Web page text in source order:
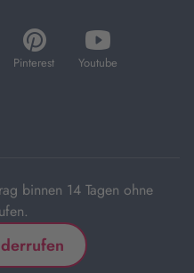
Pinterest
öffnet
in
Youtube
öffnet
in
binnen 14 Tagen ohne